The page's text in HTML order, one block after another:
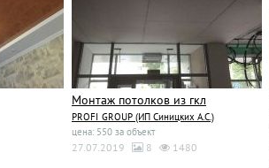
Монтаж потолков из гкл
PROFI_GROUP (ИП Синицких А.С.)
цена: 550 за объект
27.07.2019 8 1480